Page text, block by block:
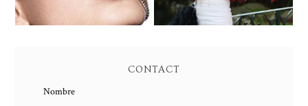
CONTACT
Nombre